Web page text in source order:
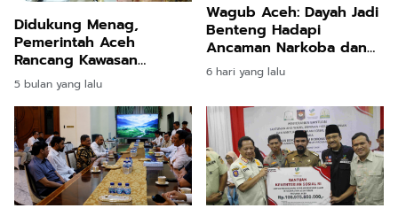
Didukung Menag,
Pemerintah Aceh
Rancang Kawasan
Madrasah Terintegrasi
Modern
5 bulan yang lalu
Wagub Aceh: Dayah Jadi
Benteng Hadapi
Ancaman Narkoba dan
Judi Online
6 hari yang lalu